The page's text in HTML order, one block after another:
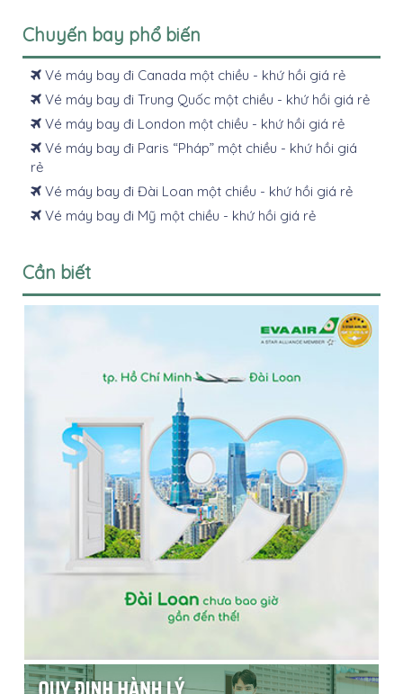
Chuyến bay phổ biến
Vé máy bay đi Canada một chiều - khứ hồi giá rẻ
Vé máy bay đi Trung Quốc một chiều - khứ hồi giá rẻ
Vé máy bay đi London một chiều - khứ hồi giá rẻ
Vé máy bay đi Paris “Pháp” một chiều - khứ hồi giá
rẻ
Vé máy bay đi Đài Loan một chiều - khứ hồi giá rẻ
Vé máy bay đi Mỹ một chiều - khứ hồi giá rẻ
Cần biết